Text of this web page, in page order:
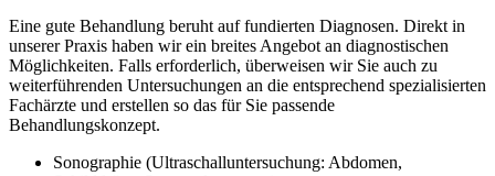
Eine gute Behandlung beruht auf fundierten Diagnosen. Direkt in
unserer Praxis haben wir ein breites Angebot an diagnostischen
Möglichkeiten. Falls erforderlich, überweisen wir Sie auch zu
weiterführenden Untersuchungen an die entsprechend spezialisierten
Fachärzte und erstellen so das für Sie passende
Behandlungskonzept.
Sonographie (Ultraschalluntersuchung: Abdomen,